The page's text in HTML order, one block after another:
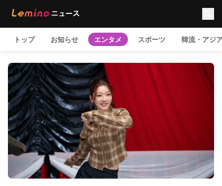
トップ お知らせ エンタメ スポーツ 韓流・アジ